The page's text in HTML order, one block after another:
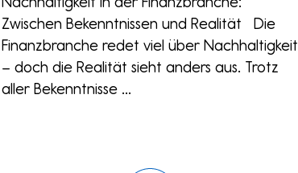
Zwischen Bekenntnissen und Realität Die
Finanzbranche redet viel über Nachhaltigkeit
– doch die Realität sieht anders aus. Trotz
aller Bekenntnisse ...